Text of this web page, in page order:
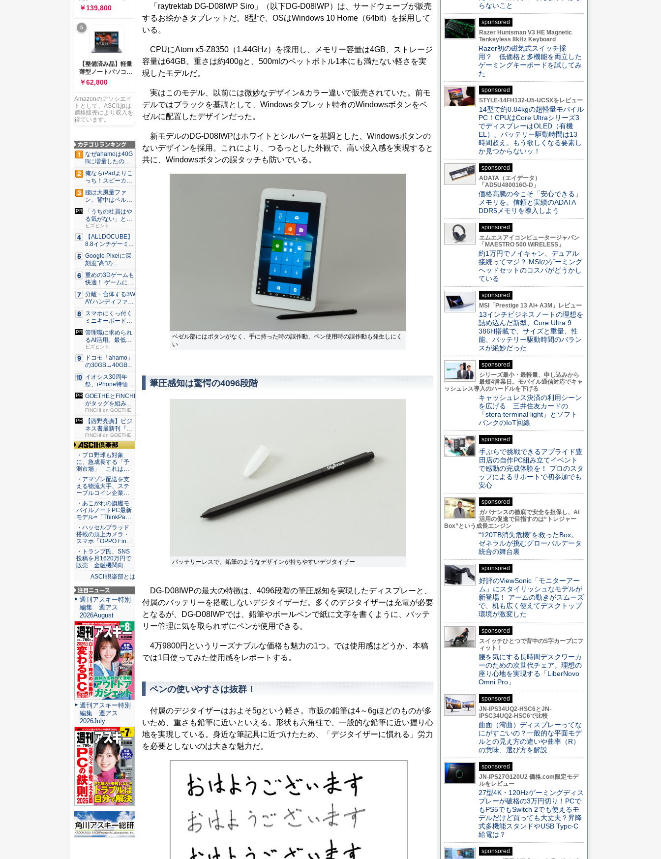
「raytrektab DG-D08IWP Siro」（以下DG-D08IWP）は、サードウェーブが販売
するお絵かきタブレットだ。8型で、OSはWindows 10 Home（64bit）を採用して
いる。
CPUにAtom x5-Z8350（1.44GHz）を採用し、メモリー容量は4GB、ストレージ
容量は64GB。重さは約400gと、500mlのペットボトル1本にも満たない軽さを実
現したモデルだ。
実はこのモデル、以前には微妙なデザイン&カラー違いで販売されていた。前モ
デルではブラックを基調として、Windowsタブレット特有のWindowsボタンをベ
ゼルに配置したデザインだった。
新モデルのDG-D08IWPはホワイトとシルバーを基調とした、Windowsボタンの
ないデザインを採用。これにより、つるっとした外観で、高い没入感を実現すると
共に、Windowsボタンの誤タッチも防いでいる。
ベゼル部にはボタンがなく、手に持った時の誤作動、ペン使用時の誤作動も発生しにく
い
筆圧感知は驚愕の4096段階
バッテリーレスで、鉛筆のようなデザインが持ちやすいデジタイザー
DG-D08IWPの最大の特徴は、4096段階の筆圧感知を実現したディスプレーと、
付属のバッテリーを搭載しないデジタイザーだ。多くのデジタイザーは充電が必要
となるが、DG-D08IWPでは、鉛筆やボールペンで紙に文字を書くように、バッテ
リー管理に気を取られずにペンが使用できる。
4万9800円というリーズナブルな価格も魅力の1つ。では使用感はどうか、本稿
では1日使ってみた使用感をレポートする。
ペンの使いやすさは抜群！
付属のデジタイザーはおよそ5gという軽さ。市販の鉛筆は4～6gほどのものが多
いため、重さも鉛筆に近いといえる。形状も六角柱で、一般的な鉛筆に近い握り心
地を実現している。身近な筆記具に近づけたため、「デジタイザーに慣れる」労力
を必要としないのは大きな魅力だ。
ー 83K9003JJP ノー
トPC
ソコン Vivobook 15
M1502NAQ 15.6イ
ンチ AMD Ryzen 7
170 メモリ16GB
SSD 512GB
Microsoft 365
Personal (24か月版)
搭載 Windows 11 重
量1.7kg Wi-Fi 6E ク
ワイエットブルー
M1502NAQ-
￥139,800
5
【整備済み品】軽量
薄型ノートパソコン
dynabook G83 ■
13.3型
FHD(1920x1080) -
高性能第11世代Core
i5-1135G7 - メモリ
16GB - SSD 256GB
USB Type-C - MS
Office 2021 - Win11
搭載
￥62,800
Amazonのアソシエイ
トとして、ASCII.jpは
適格販売により収入を
得ています。
なぜahamoは40G
Bに増量したの
か ...
俺ならiPadよりこ
っち！スピーカー
9個...
腰は大風量ファ
ン、背中はペルチ
ェ冷却。ダ...
「うちの社員はや
る気がない」と嘆
くリーダ...
ビズヒント
【ALLDOCUBE】
8.8インチゲーミ...
Google Pixelに深
刻度"高"の...
重めの3Dゲームも
快適！ ゲームに強
いH...
分離・合体する3W
AYハンディファ
ン。置...
スマホにくっ付く
ミニキーボード！
触ってわ...
管理職に求められ
るAI活用。最低限
やるべ...
ビズヒント
ドコモ「ahamo」
の30GB→40GB...
イオシス30周年
祭、iPhone特価品
を...
GOETHEとFINCHI
がタッグを組み...
FINCHI on GOETHE
【西野亮廣】ビジ
ネス書最新刊『北
極星 僕...
FINCHI on GOETHE
ASCII倶楽部
・プロ野球も対象
に、急成長する「予
測市場」 これは…
・アマゾン配送を支
える物流大手、ステ
ーブルコイン企業…
・あこがれの旗艦モ
バイルノートPC最新
モデル=「ThinkPa…
・ハッセルブラッド
搭載の頂上カメラ・
スマホ「OPPO Fin…
・トランプ氏、SNS
投稿を月1620万円で
販売 金融機関向…
ASCII倶楽部とは
注目ニュース
週刊アスキー特別
編集 週アス
2026August
週刊アスキー特別
編集 週アス
2026July
らないこと
sponsored
Razer Huntsman V3 HE Magnetic
Tenkeyless 8kHz Keyboard
Razer初の磁気式スイッチ採
用？ 低価格と多機能を両立した
ゲーミングキーボードを試してみ
た
sponsored
STYLE-14FH132-U5-UCSXをレビュー
14型で約0.84kgの超軽量モバイル
PC！CPUはCore Ultraシリーズ3
でディスプレーはOLED（有機
EL）、バッテリー駆動時間は13
時間超え。もう欲しくなる要素し
か見つからないッ！
sponsored
ADATA（エイデータ）
「AD5U480016G-D」
価格高騰の今こそ「安心できる」
メモリを。信頼と実績のADATA
DDR5メモリを導入しよう
sponsored
エムエスアイコンピュータージャパン
「MAESTRO 500 WIRELESS」
約1万円でノイキャン、デュアル
接続ってマジ？ MSIのゲーミング
ヘッドセットのコスパがどうかし
ている
sponsored
MSI「Prestige 13 AI+ A3M」レビュー
13インチビジネスノートの理想を
詰め込んだ新型、Core Ultra 9
386H搭載で、サイズと重量、性
能、バッテリー駆動時間のバラン
スが絶妙だった
sponsored
シリーズ最小・最軽量、申し込みから
最短4営業日。モバイル通信対応でキャ
ッシュレス導入のハードルを下げる
キャッシュレス決済の利用シーン
を広げる 三井住友カードの
「stera terminal light」とソフト
バンクのIoT回線
sponsored
手ぶらで挑戦できるアプライド豊
田店の自作PC組み立てイベント
で感動の完成体験を！ プロのスタ
ッフによるサポートで初参加でも
安心
sponsored
ガバナンスの徹底で安全を担保し、AI
活用の促進で目指すのは“トレジャー
Box”という成長エンジン
“120TB消失危機”を救ったBox。
ゼネラルが挑むグローバルデータ
統合の舞台裏
sponsored
好評のViewSonic「モニターアー
ム」にスタイリッシュなモデルが
新登場！ アームの動きがスムーズ
で、机も広く使えてデスクトップ
環境が激変した
sponsored
スイッチひとつで背中のS字カーブにフ
ィット！
腰を気にする長時間デスクワーカ
ーのための次世代チェア。理想の
座り心地を実現する「LiberNovo
Omni Pro」
sponsored
JN-IPS34UQ2-HSC6とJN-
IPSC34UQ2-HSC6で比較
曲面（湾曲）ディスプレーってな
にがすごいの？一般的な平面モデ
ルとの見え方の違いや曲率（R）
の意味、選び方を解説
sponsored
JN-IPS27G120U2 価格.com限定モデ
ルをレビュー
27型4K・120Hzゲーミングディス
プレーが破格の3万円切り！PCで
もPS5でもSwitch 2でも使えるモ
デルだけど買っても大丈夫？昇降
式多機能スタンドやUSB Typc-C
給電は？
sponsored